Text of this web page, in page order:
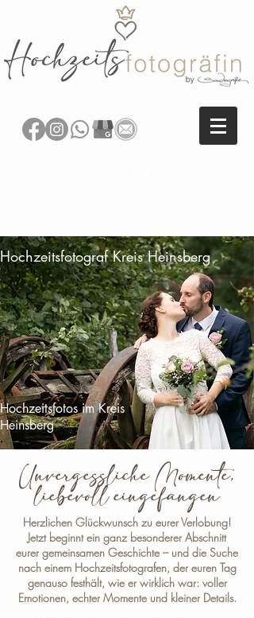
Hochzeitsfotograf Kreis Heinsberg
Hochzeitsfotos im Kreis
Heinsberg
Unvergessliche Momente,
liebevoll eingefangen
Herzlichen Glückwunsch zu eurer Verlobung!
Jetzt beginnt ein ganz besonderer Abschnitt
eurer gemeinsamen Geschichte – und die Suche
nach einem Hochzeitsfotografen, der euren Tag
genauso festhält, wie er wirklich war: voller
Emotionen, echter Momente und kleiner Details.